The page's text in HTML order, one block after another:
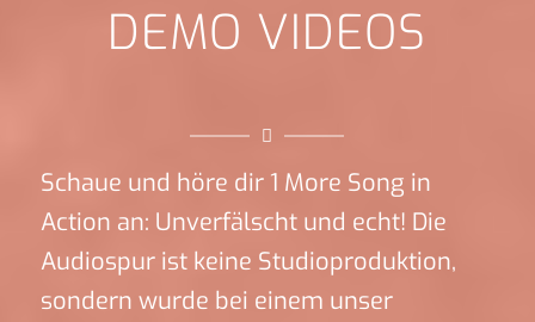
DEMO VIDEOS
Schaue und höre dir 1 More Song in
Action an: Unverfälscht und echt! Die
Audiospur ist keine Studioproduktion,
sondern wurde bei einem unser